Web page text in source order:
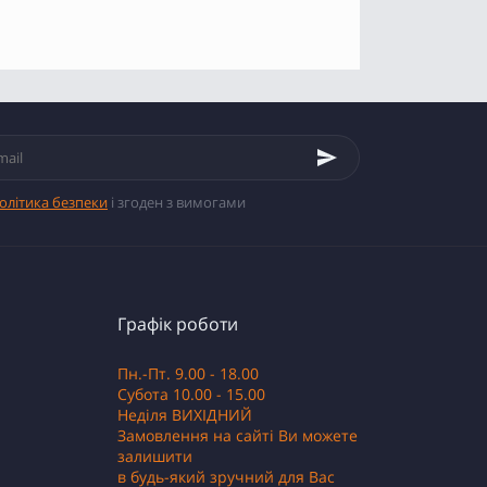
безпеки і згоден з вимогами
Графік роботи
Пн.-Пт. 9.00 - 18.00
Субота 10.00 - 15.00
Неділя ВИХІДНИЙ
Замовлення на сайті Ви можете
залишити
в будь-який зручний для Вас